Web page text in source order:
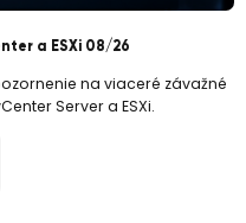
a ESXi 08/26
na viaceré závažné
Server a ESXi.